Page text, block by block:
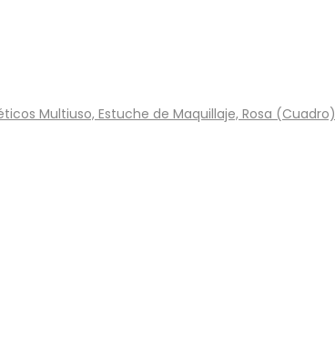
Multiuso, Estuche de Maquillaje, Rosa (Cuadro)